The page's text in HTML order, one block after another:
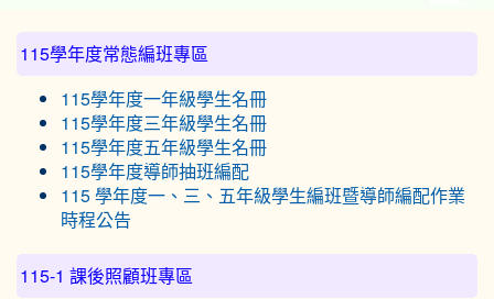
115學年度常態編班專區
115學年度一年級學生名冊
115學年度三年級學生名冊
115學年度五年級學生名冊
115學年度導師抽班編配
115 學年度一、三、五年級學生編班暨導師編配作業
時程公告
115-1 課後照顧班專區